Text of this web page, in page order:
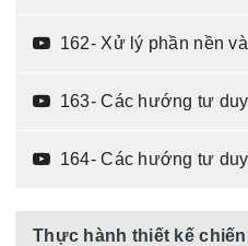
162- Xử lý phần nền và ghép ảnh
163- Các hướng tư duy ý tưởng bố cục cho banner - phần
164- Các hướng tư duy ý tưởng bố cục cho banner - phần
Thực hành thiết kế